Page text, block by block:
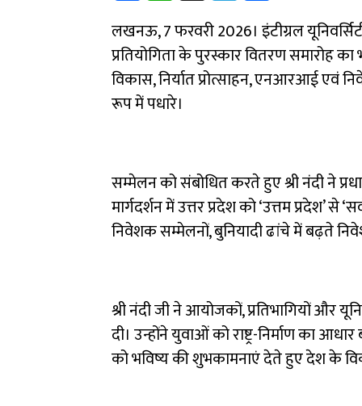
ce
b
o
ok
h
at
sA
p
p
le
gr
a
m
ar
e
लखनऊ, 7 फरवरी 2026। इंटीग्रल
प्रतियोगिता के पुरस्कार वितरण समारोह
विकास, निर्यात प्रोत्साहन, एनआरआई एवं
रूप में पधारे।
सम्मेलन को संबोधित करते हुए श्री नंदी ने
मार्गदर्शन में उत्तर प्रदेश को ‘उत्तम प्रदेश’ से
निवेशक सम्मेलनों, बुनियादी ढांचे में बढ़ते
श्री नंदी जी ने आयोजकों, प्रतिभागियों और
दी। उन्होंने युवाओं को राष्ट्र-निर्माण का
को भविष्य की शुभकामनाएं देते हुए देश के